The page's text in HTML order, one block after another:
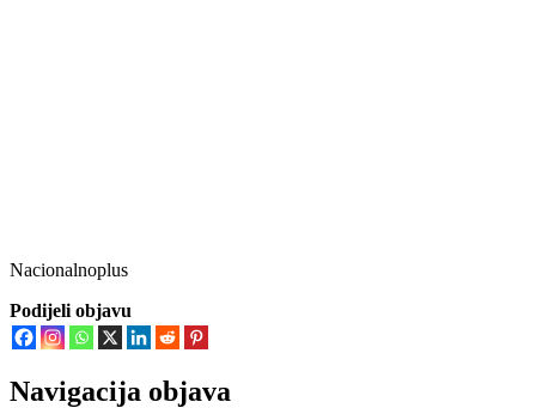
Nacionalnoplus
Podijeli objavu
Navigacija objava